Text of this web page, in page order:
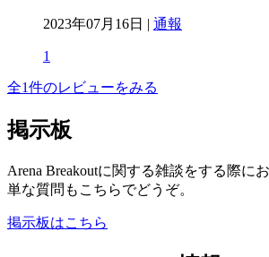
2023年07月16日 | 通報
1
全1件のレビューをみる
掲示板
Arena Breakoutに関する雑談をする際に
単な質問もこちらでどうぞ。
掲示板はこちら